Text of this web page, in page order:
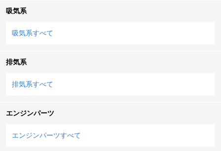
吸気系
吸気系すべて
排気系
排気系すべて
エンジンパーツ
エンジンパーツすべて